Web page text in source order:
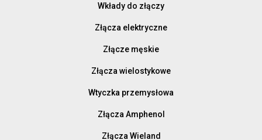
Wkłady do złączy
Złącza elektryczne
Złącze męskie
Złącza wielostykowe
Wtyczka przemysłowa
Złącza Amphenol
Złącza Wieland